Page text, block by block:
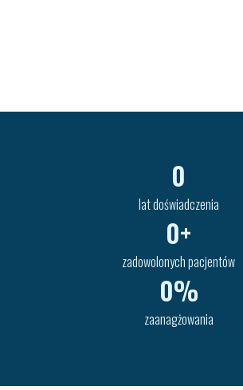
lat doświadczenia
0
zadowolonych pacjentów
0+
zaanagżowania
0%